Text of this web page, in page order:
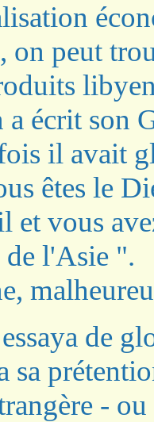
on peut
écrit son
il avait
êtes le
et vous
de l'Asie ".
de
sa
-